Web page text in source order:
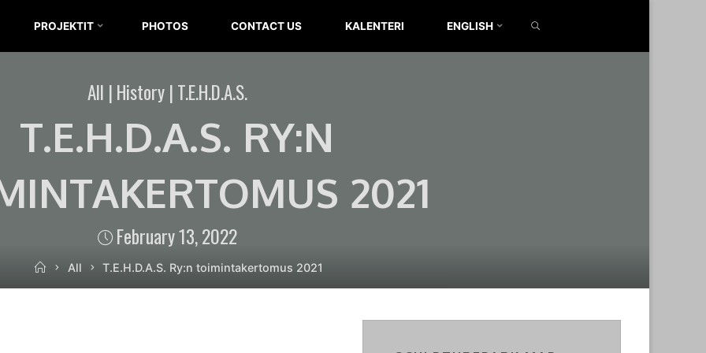
PROJEKTIT PHOTOS CONTACT US KALENTERI ENGLISH
All | History | T.E.H.D.A.S.
T.E.H.D.A.S. RY:N
2021
February 13, 2022
Home
All T.E.H.D.A.S. Ry:n toimintakertomus 2021